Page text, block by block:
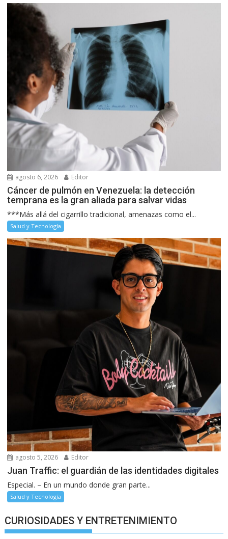
agosto 6, 2026 Editor
Cáncer de pulmón en Venezuela: la detección
temprana es la gran aliada para salvar vidas
***Más allá del cigarrillo tradicional, amenazas como el...
Salud y Tecnología
agosto 5, 2026 Editor
Juan Traffic: el guardián de las identidades digitales
Especial. – En un mundo donde gran parte...
Salud y Tecnología
CURIOSIDADES Y ENTRETENIMIENTO